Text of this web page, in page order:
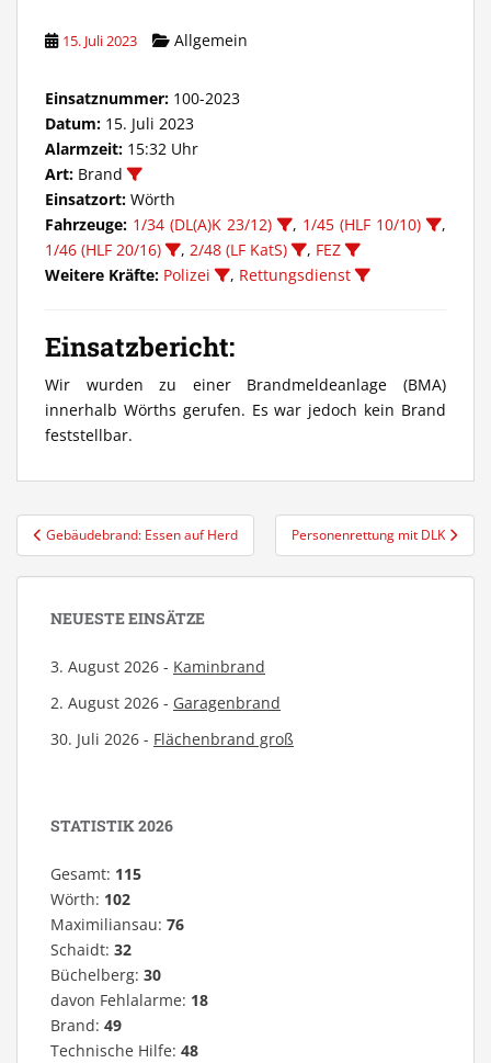
15. Juli 2023 Allgemein
Einsatznummer: 100-2023
Datum: 15. Juli 2023
Alarmzeit: 15:32 Uhr
Art: Brand
Einsatzort: Wörth
Fahrzeuge: 1/34 (DL(A)K 23/12) , 1/45 (HLF 10/10)
,
1/46 (HLF 20/16)
, 2/48 (LF KatS) , FEZ
Weitere Kräfte: Polizei , Rettungsdienst
Einsatzbericht:
Wir wurden zu einer Brandmeldeanlage (BMA)
innerhalb Wörths gerufen. Es war jedoch kein Brand
feststellbar.
Beitragsnavigation
Gebäudebrand: Essen auf Herd Personenrettung mit DLK
NEUESTE EINSÄTZE
3. August 2026 - Kaminbrand
2. August 2026 - Garagenbrand
30. Juli 2026 - Flächenbrand groß
STATISTIK 2026
Gesamt: 115
Wörth: 102
Maximiliansau: 76
Schaidt: 32
Büchelberg: 30
davon Fehlalarme: 18
Brand: 49
Technische Hilfe: 48